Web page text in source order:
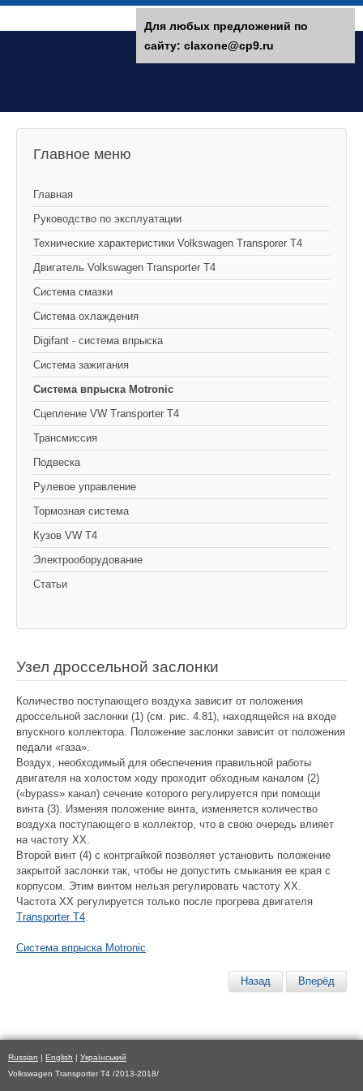
Главное меню
Главная
Руководство по эксплуатации
Технические характеристики Volkswagen Transporer T4
Двигатель Volkswagen Transporter T4
Система смазки
Система охлаждения
Digifant - система впрыска
Cистема зажигания
Система впрыска Motronic
Сцепление VW Transporter T4
Трансмиссия
Подвеска
Рулевое управление
Тормозная система
Кузов VW T4
Электрооборудование
Статьи
Узел дроссельной заслонки
Количество поступающего воздуха зависит от положения
дроссельной заслонки (1) (см. рис. 4.81), находящейся на входе
впускного коллектора. Положение заслонки зависит от положения
педали «газа».
Воздух, необходимый для обеспечения правильной работы
двигателя на холостом ходу проходит обходным каналом (2)
(«bypass» канал) сечение которого регулируется при помощи
винта (3). Изменяя положение винта, изменяется количество
воздуха поступающего в коллектор, что в свою очередь влияет
на частоту XX.
Второй винт (4) с контргайкой позволяет установить положение
закрытой заслонки так, чтобы не допустить смыкания ее края с
корпусом. Этим винтом нельзя регулировать частоту XX.
Частота XX регулируется только после прогрева двигателя
Transporter T4
Система впрыска Motronic
Назад Вперёд
Russian | English | Український
Volkswagen Transporter T4 /2013-2018/
Для любых предложений по
сайту: claxone@cp9.ru